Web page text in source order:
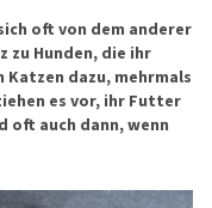
oft von dem anderer
zu Hunden, die ihr
dazu, mehrmals
es vor, ihr Futter
oft auch dann, wenn